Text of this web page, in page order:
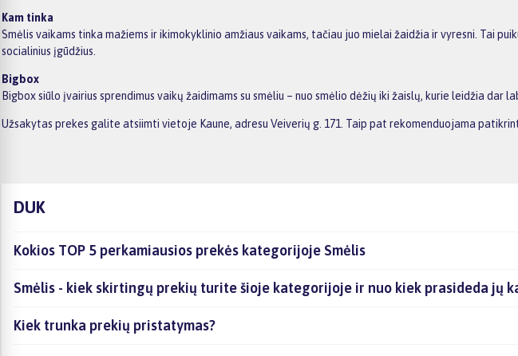
Kam tinka
Smėlis vaikams tinka mažiems ir ikimokyklinio amžiaus vaikams, tačiau juo mielai žaidžia ir vyresni. Tai
socialinius įgūdžius.
Bigbox
Bigbox siūlo įvairius sprendimus vaikų žaidimams su smėliu – nuo smėlio dėžių iki žaislų, kurie leidžia
Užsakytas prekes galite atsiimti vietoje Kaune, adresu Veiverių g. 171. Taip pat rekomenduojama
DUK
Kokios TOP 5 perkamiausios prekės kategorijoje Smėlis
Smėlis - kiek skirtingų prekių turite šioje kategorijoje ir nuo kiek prasideda jų
Kiek trunka prekių pristatymas?